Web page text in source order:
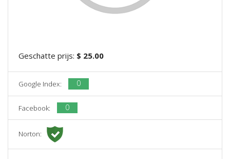
Geschatte prijs: $ 25.00
Google Index: 0
Facebook: 0
Norton: